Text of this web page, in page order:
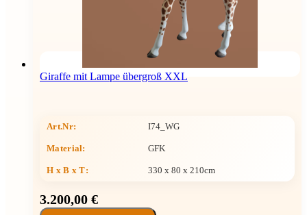
Giraffe mit Lampe übergroß XXL
Art.Nr: I74_WG
Material: GFK
H x B x T: 330 x 80 x 210cm
3.200,00 €